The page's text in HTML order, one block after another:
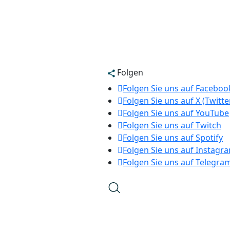
Folgen
Folgen Sie uns auf
Folgen Sie uns auf X
Folgen Sie uns auf YouTube
Folgen Sie uns auf Twitch
Folgen Sie uns auf Spotify
Folgen Sie uns auf
Folgen Sie uns auf